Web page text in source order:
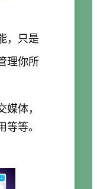
，只是
理你所
体，
等。